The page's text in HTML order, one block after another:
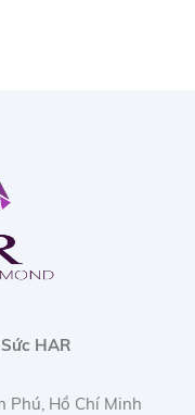
HAR
Phú, Hồ Chí Minh